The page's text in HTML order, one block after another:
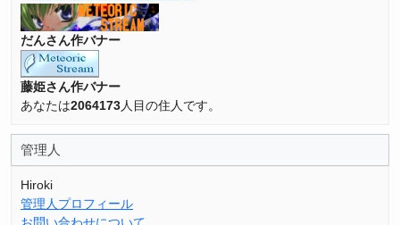
だんさん作バナー
藤姫さん作バナー
あなたは2064173人目の住人です。
管理人
Hiroki
管理人プロフィール